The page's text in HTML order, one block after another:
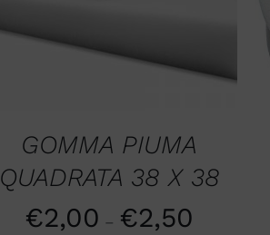
GOMMA PIUMA
QUADRATA 38 X 38
€2,00 – €2,50